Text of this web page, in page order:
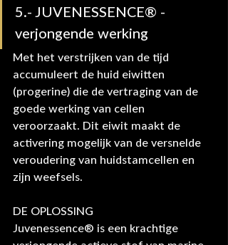
5.- JUVENESSENCE® -
verjongende werking
Met het verstrijken van de tijd
accumuleert de huid eiwitten
(progerine) die de vertraging van de
goede werking van cellen
veroorzaakt. Dit eiwit maakt de
activering mogelijk van de versnelde
veroudering van huidstamcellen en
zijn weefsels.
DE OPLOSSING
Juvenessence® is een krachtige